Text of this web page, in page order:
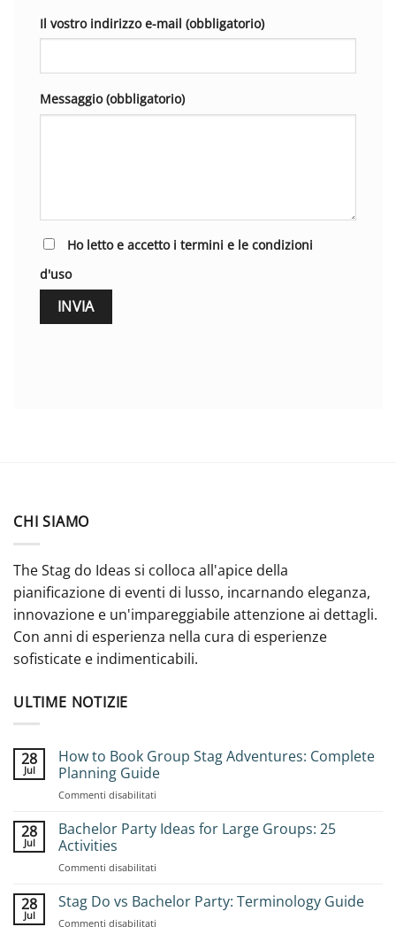
Il vostro indirizzo e-mail (obbligatorio)
Messaggio (obbligatorio)
Ho letto e accetto i termini e le condizioni
d'uso
CHI SIAMO
The Stag do Ideas si colloca all'apice della
pianificazione di eventi di lusso, incarnando eleganza,
innovazione e un'impareggiabile attenzione ai dettagli.
Con anni di esperienza nella cura di esperienze
sofisticate e indimenticabili.
ULTIME NOTIZIE
28
Jul
How to Book Group Stag Adventures: Complete
Planning Guide
Commenti disabilitati
to
Complete
28
Jul
Bachelor Party Ideas for Large Groups: 25
Activities
Commenti disabilitati
Party
28
Jul
Stag Do vs Bachelor Party: Terminology Guide
Commenti disabilitati